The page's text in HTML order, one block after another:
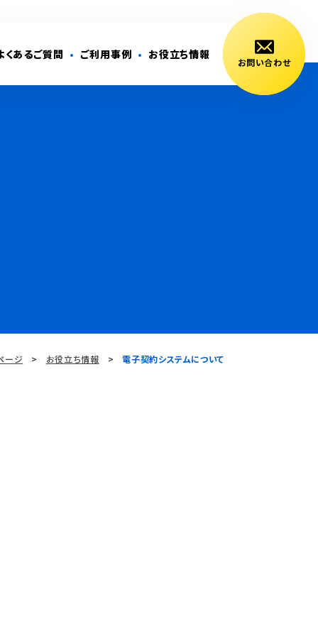
くあるご質問 ご利用事例 お役立ち情報
お問い合わせ
ージ お役立ち情報 電子契約システムについて